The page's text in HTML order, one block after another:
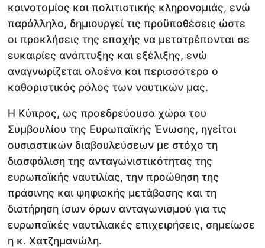
καινοτομίας και πολιτιστικής κληρονομιάς, ενώ
παράλληλα, δημιουργεί τις προϋποθέσεις ώστε
οι προκλήσεις της εποχής να μετατρέπονται σε
ευκαιρίες ανάπτυξης και εξέλιξης, ενώ
αναγνωρίζεται ολοένα και περισσότερο ο
καθοριστικός ρόλος των ναυτικών μας.
Η Κύπρος, ως προεδρεύουσα χώρα του
Συμβουλίου της Ευρωπαϊκής Ένωσης, ηγείται
ουσιαστικών διαβουλεύσεων με στόχο τη
διασφάλιση της ανταγωνιστικότητας της
ευρωπαϊκής ναυτιλίας, την προώθηση της
πράσινης και ψηφιακής μετάβασης και τη
διατήρηση ίσων όρων ανταγωνισμού για τις
ευρωπαϊκές ναυτιλιακές επιχειρήσεις, σημείωσε
η κ. Χατζημανώλη.